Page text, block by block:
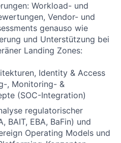
Workload- und
Vendor- und
genauso wie
und Unterstützung bei
Landing Zones:
Identity & Access
, Monitoring- &
(SOC-Integration)
regulatorischer
BAIT, EBA, BaFin) und
Operating Models und